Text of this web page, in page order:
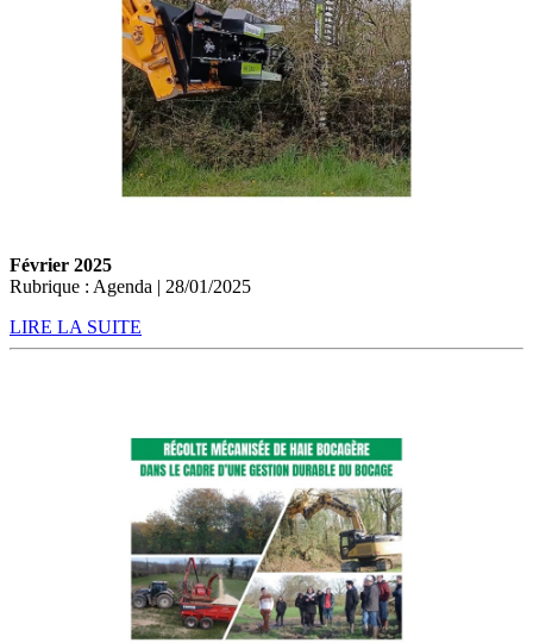
Février 2025
Rubrique : Agenda | 28/01/2025
LIRE LA SUITE